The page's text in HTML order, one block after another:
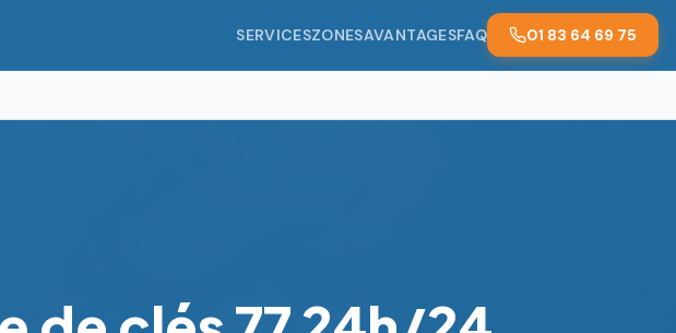
SERVICESZONESAVANTAGESFAQ 01 83 64 69 75